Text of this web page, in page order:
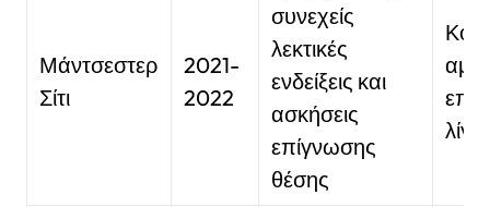
Μάντσεστερ
Σίτι
2021-
2022
συνεχείς
λεκτικές
ενδείξεις και
ασκήσεις
επίγνωσης
θέσης